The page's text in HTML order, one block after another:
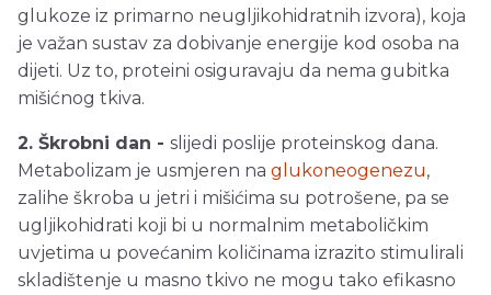
glukoze iz primarno neugljikohidratnih izvora), koja
je važan sustav za dobivanje energije kod osoba na
dijeti. Uz to, proteini osiguravaju da nema gubitka
mišićnog tkiva.
2. Škrobni dan - slijedi poslije proteinskog dana.
Metabolizam je usmjeren na glukoneogenezu,
zalihe škroba u jetri i mišićima su potrošene, pa se
ugljikohidrati koji bi u normalnim metaboličkim
uvjetima u povećanim količinama izrazito stimulirali
skladištenje u masno tkivo ne mogu tako efikasno